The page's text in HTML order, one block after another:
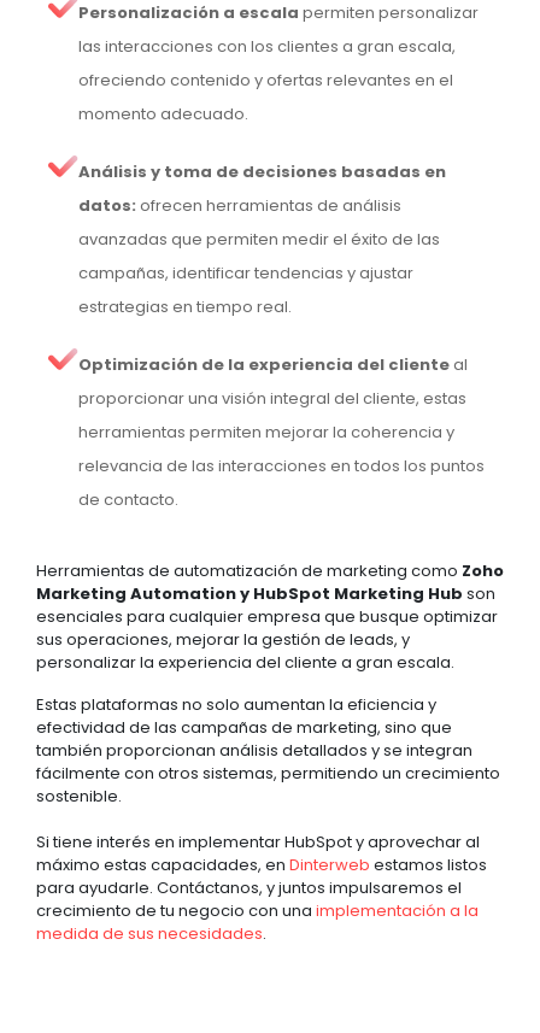
Personalización a escala permiten personalizar
las interacciones con los clientes a gran escala,
ofreciendo contenido y ofertas relevantes en el
momento adecuado.
Análisis y toma de decisiones basadas en
datos: ofrecen herramientas de análisis
avanzadas que permiten medir el éxito de las
campañas, identificar tendencias y ajustar
estrategias en tiempo real.
Optimización de la experiencia del clienteal
proporcionar una visión integral del cliente, estas
herramientas permiten mejorar la coherencia y
relevancia de las interacciones en todos los puntos
de contacto.
Herramientas de automatización de marketing como Zoho
Marketing Automation y HubSpot Marketing Hub son
esenciales para cualquier empresa que busque optimizar
sus operaciones, mejorar la gestión de leads, y
personalizar la experiencia del cliente a gran escala.
Estas plataformas no solo aumentan la eficiencia y
efectividad de las campañas de marketing, sino que
también proporcionan análisis detallados y se integran
fácilmente con otros sistemas, permitiendo un crecimiento
sostenible.
Si tiene interés en implementar HubSpot y aprovechar al
máximo estas capacidades, en Dinterweb estamos listos
para ayudarle. Contáctanos, y juntos impulsaremos el
crecimiento de tu negocio con una implementación a la
medida de sus necesidades.